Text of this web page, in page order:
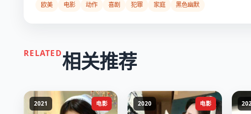
欧美 电影 动作 喜剧 犯罪 家庭 黑色幽默
RELATED相关推荐
电影
2021 电影
2020